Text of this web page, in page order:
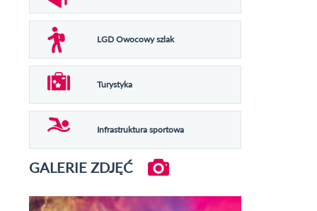
LGD Owocowy szlak
Turystyka
Infrastruktura sportowa
GALERIE ZDJĘĆ